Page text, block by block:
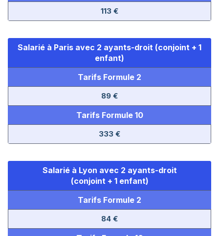
113 €
Salarié à Paris avec 2 ayants-droit (conjoint + 1
enfant)
Tarifs Formule 2
89 €
Tarifs Formule 10
333 €
Salarié à Lyon avec 2 ayants-droit
(conjoint + 1 enfant)
Tarifs Formule 2
84 €